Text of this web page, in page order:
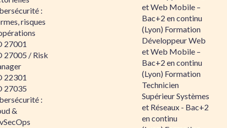
:
risques
27001
27005 / Risk
22301
27035
:
&
et Web Mobile –
Bac+2 en continu
(Lyon) Formation
Développeur Web
et Web Mobile –
Bac+2 en continu
(Lyon) Formation
Technicien
Supérieur Systèmes
et Réseaux - Bac+2
en continu